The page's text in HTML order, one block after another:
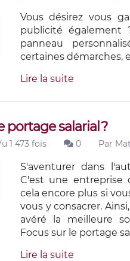
Vous désirez vous
publicité également
panneau
certaines démarches,
Lire la suite
portage salarial ?
1 473 fois 0 Par
S'aventurer dans
C'est une entreprise
cela encore plus si
vous y consacrer.
avéré la meilleure
Focus sur le portage
Lire la suite